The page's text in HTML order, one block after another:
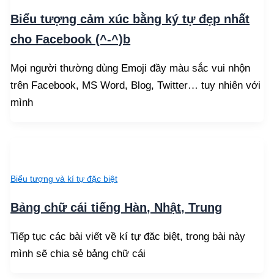
Biểu tượng cảm xúc bằng ký tự đẹp nhất
cho Facebook (^-^)b
Mọi người thường dùng Emoji đầy màu sắc vui nhộn
trên Facebook, MS Word, Blog, Twitter… tuy nhiên với
mình
Biểu tượng và kí tự đặc biệt
Bảng chữ cái tiếng Hàn, Nhật, Trung
Tiếp tục các bài viết về kí tự đăc biệt, trong bài này
mình sẽ chia sẻ bảng chữ cái